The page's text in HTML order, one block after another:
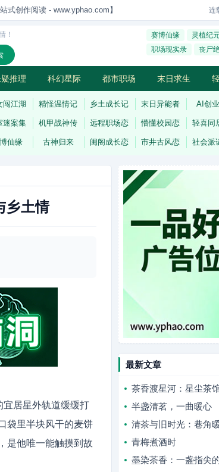
式创作阅读 - www.yphao.com】 连
！ 赛博仙缘 灵植纪
职场现实录
丧尸
推理 科幻星际 都市职场 末日求生
闯江湖 精怪温情记 乡土成长记 末日异能者 AI创
迷案集 机甲战神传 远程职场恋 懵懂校园恋 轻喜同
仙缘 古神归来 闺阁成长恋 市井古风恋 社会派
乡土情
宜居星外轨道缓缓打
袋里半块风干的麦饼
是他唯一能触摸到故
最新文章
茶香渡星河：星尘茶
半盏清茗，一曲暖心
清茶与旧时光：巷角
青梅煮酒时
墨染茶香：一盏指尖